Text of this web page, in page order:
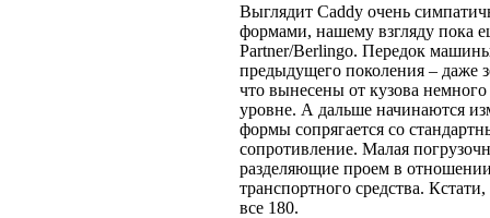
Выглядит Caddy очень
формами, нашему взгляду пока
Partner/Berlingo. Передок
предыдущего поколения – даже
что вынесены от кузова
уровне. А дальше начинаются
формы сопрягается со
сопротивление. Малая
разделяющие проем в
транспортного средства.
все 180.